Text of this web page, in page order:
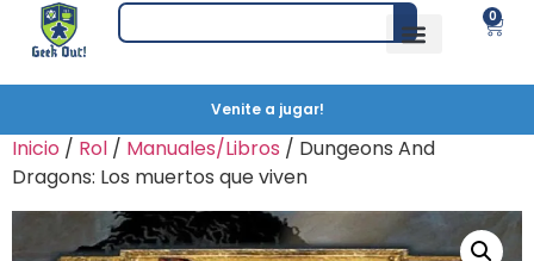
0
Venite a jugar!
Inicio / Rol / Manuales/Libros / Dungeons And
Dragons: Los muertos que viven